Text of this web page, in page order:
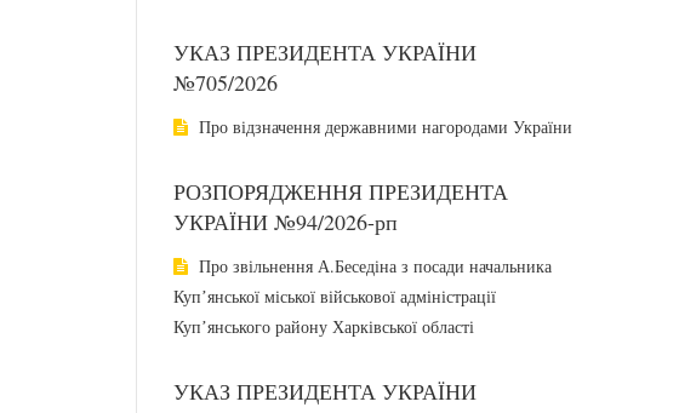
УКАЗ ПРЕЗИДЕНТА УКРАЇНИ
№705/2026
Про відзначення державними нагородами України
РОЗПОРЯДЖЕННЯ ПРЕЗИДЕНТА
УКРАЇНИ №94/2026-рп
Про звільнення А.Беседіна з посади начальника
Купʼянської міської військової адміністрації
Купʼянського району Харківської області
УКАЗ ПРЕЗИДЕНТА УКРАЇНИ